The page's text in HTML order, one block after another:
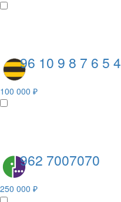
96 10 9 8 7 6 5 4
100 000 ₽
962 7007070
250 000 ₽